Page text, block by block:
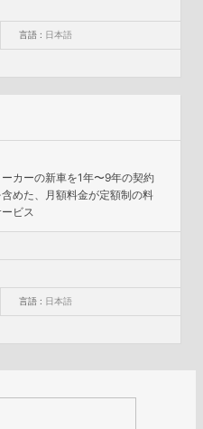
言語 : 日本語
カーの新車を1年〜9年の契約
めた、月額料金が定額制の料
ビス
言語 : 日本語